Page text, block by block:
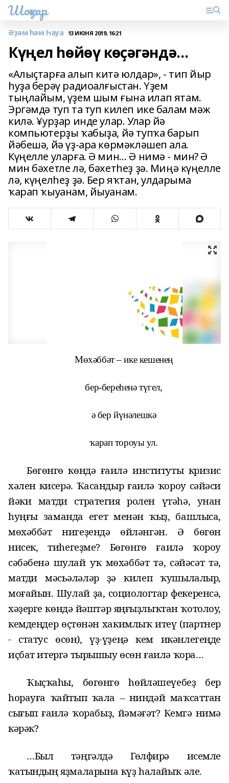
Шоңҡар
Әҙәм һәм Һауа 13 ИЮНЯ 2019, 16:21
Күңел һөйөү көҫәгәндә…
«Алыҫтарға алып китә юлдар», - тип йыр
һуҙа берәү радиоалғыстан. Yҙем
тыңлайым, үҙем шым ғына илап ятам.
Эргәмдә туп та туп килеп ике балам мәж
килә. ¥урҙар инде улар. Улар йә
компьютерҙы ҡабыҙа, йә тупҡа барып
йәбешә, йә үҙ-ара көрмәкләшеп ала.
Күңелле уларға. Ә мин… Ә нимә - мин? Ә
мин бәхетле лә, бәхетһеҙ ҙә. Миңә күңелле
лә, күңелһеҙ ҙә. Бер яҡтан, улдарыма
ҡарап ҡыуанам, йыуанам.
Мөхәббәт – ике кешенең
бер-береһенә түгел,
ә бер йүнәлешкә
ҡарап тороуы ул.
Бөгөнгө көндә ғаилә институты кризис
хәлен кисерә. Ҡасандыр ғаилә ҡороу сәйәси
йәки матди стратегия ролен үтәһә, унан
һуңғы заманда егет менәнҡыҙ, башлыса,
мөхәббәт нигеҙендә өйләнгән. Ә бөгөн
нисек, тиһегеҙме? Бөгөнгө ғаилә ҡороу
сәбәбенә шулай уҡ мөхәббәт тә, сәйәсәт тә,
матди мәсьәләләр ҙә килеп ҡушылалыр,
моғайын. Шулай ҙа, социологтар фекеренсә,
хәҙерге көндә йәштәр яңғыҙлыҡтан ҡотолоу,
кемдеңдер өҫтөнән хакимлыҡ итеү (партнер
- статус өсөн), үҙ-үҙеңә кем икәнлегеңде
иҫбат итергә тырышыуөсөн ғаилә ҡора…
Ҡыҫҡаһы, бөгөнгө һөйләшеүебеҙ бер
һорауға ҡайтып ҡала – ниндәй маҡсаттан
сығып ғаилә ҡорабыҙ, йәмәғәт? Кемгә нимә
кәрәк?
…Был тәңгәлдә Гөлфирә исемле
ҡатындың яҙмаларына күҙ һалайыҡ әле.